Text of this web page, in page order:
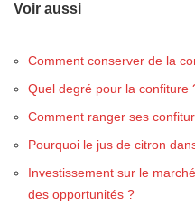
Voir aussi
Comment conserver de la
Quel degré pour la confiture
Comment ranger ses
Pourquoi le jus de citron
Investissement sur le
des opportunités ?